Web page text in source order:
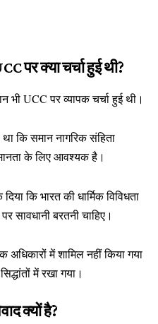
पर क्या चर्चा हुई थी?
भी UCC पर व्यापक चर्चा हुई थी।
कि समान नागरिक संहिता
के लिए आवश्यक है।
कि भारत की धार्मिक विविधता
सावधानी बरतनी चाहिए।
में शामिल नहीं किया गया
में रखा गया।
क्यों है?